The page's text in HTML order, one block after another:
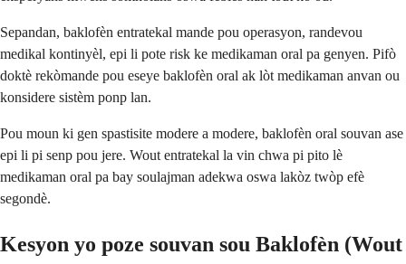
Sepandan, baklofèn entratekal mande pou operasyon, randevou
medikal kontinyèl, epi li pote risk ke medikaman oral pa genyen. Pifò
doktè rekòmande pou eseye baklofèn oral ak lòt medikaman anvan ou
konsidere sistèm ponp lan.
Pou moun ki gen spastisite modere a modere, baklofèn oral souvan ase
epi li pi senp pou jere. Wout entratekal la vin chwa pi pito lè
medikaman oral pa bay soulajman adekwa oswa lakòz twòp efè
segondè.
Kesyon yo poze souvan sou Baklofèn (Wout